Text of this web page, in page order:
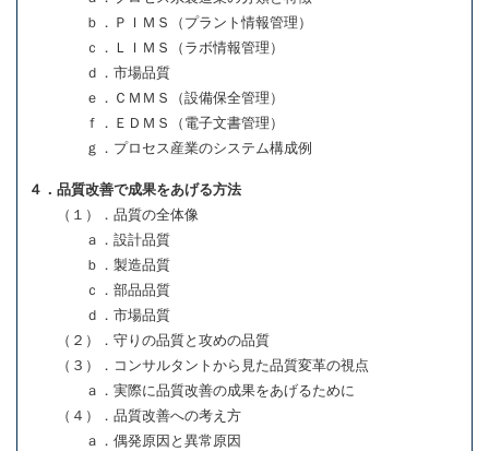
ｂ．ＰＩＭＳ（プラント情報管理）
ｃ．ＬＩＭＳ（ラボ情報管理）
ｄ．市場品質
ｅ．ＣＭＭＳ（設備保全管理）
ｆ．ＥＤＭＳ（電子文書管理）
ｇ．プロセス産業のシステム構成例
４．品質改善で成果をあげる方法
（１）．品質の全体像
ａ．設計品質
ｂ．製造品質
ｃ．部品品質
ｄ．市場品質
（２）．守りの品質と攻めの品質
（３）．コンサルタントから見た品質変革の視点
ａ．実際に品質改善の成果をあげるために
（４）．品質改善への考え方
ａ．偶発原因と異常原因